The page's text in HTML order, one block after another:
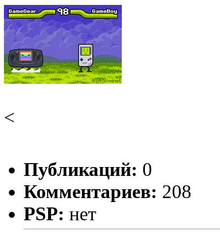
<
Публикаций: 0
Комментариев: 208
PSP: нет